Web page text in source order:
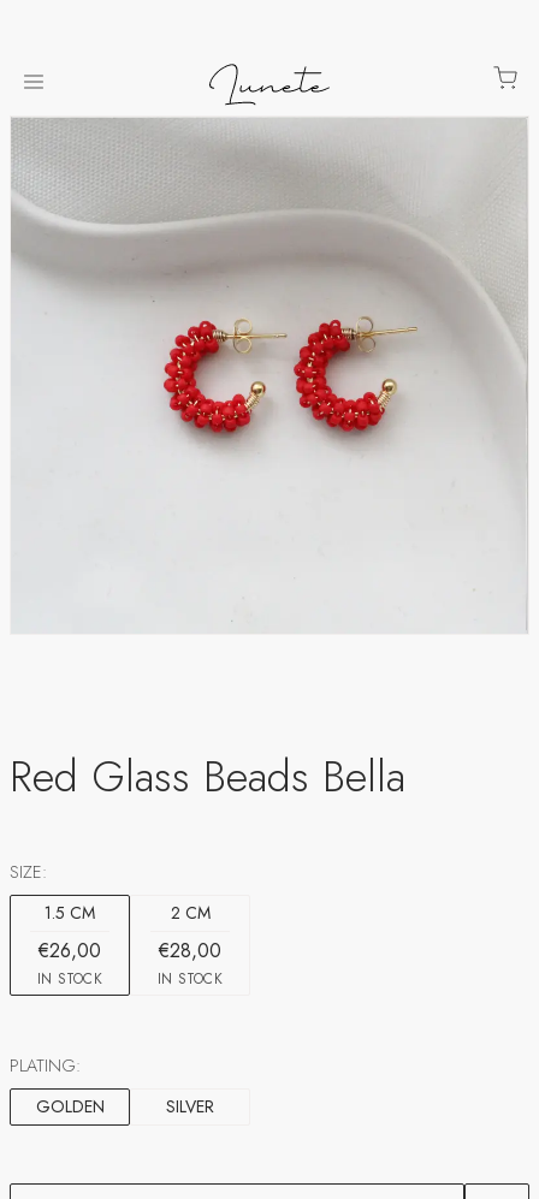
Red Glass Beads Bella
SIZE:
1.5 CM
€26,00
IN STOCK
2 CM
€28,00
IN STOCK
PLATING:
GOLDEN
SILVER